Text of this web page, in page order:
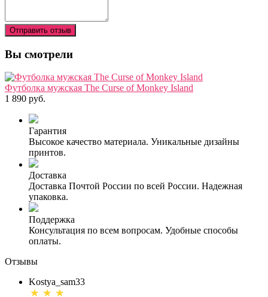
Отправить отзыв
Вы смотрели
Футболка мужская The Curse of Monkey Island
1 890 руб.
Гарантия
Высокое качество материала. Уникальные дизайны
принтов.
Доставка
Доставка Почтой России по всей России. Надежная
упаковка.
Поддержка
Консультация по всем вопросам. Удобные способы
оплаты.
Отзывы
Kostya_sam33